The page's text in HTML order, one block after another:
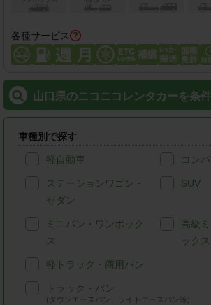
各種サービス
山口県のニコニコレンタカーを条
車種別で探す
軽自動車 コン
ステーションワゴン・
セダン
SUV
ミニバン・ワンボック
ス
高級
ックス
軽トラック・商用バン
トラック・バン
(タウンエースバン、ライトエースバン等)